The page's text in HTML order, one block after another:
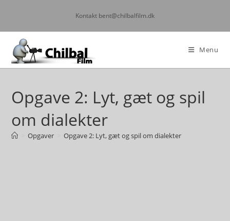
Kontakt bent@chilbalfilm.dk
Menu
Opgave 2: Lyt, gæt og spil
om dialekter
Opgaver Opgave 2: Lyt, gæt og spil om dialekter